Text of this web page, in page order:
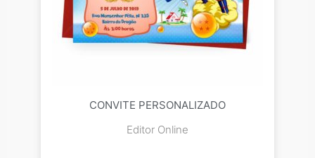
CONVITE PERSONALIZADO
Editor Online